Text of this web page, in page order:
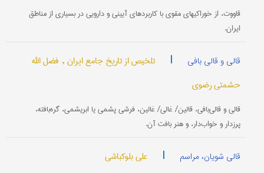
قاووت، از خوراکیهای مقوی با کاربردهای آیینی و دارویی در بسیاری از مناطق
ایران.
قالی و قالی بافی | تلخیص از تاریخ جامع ایران , فضل الله
حشمتی رضوی
قالی و قالی‌بافی، قالین/ غالی/ غالین، فرشی پشمی یا ابریشمی، گره‌بافته،
پرزدار و خواب‌دار، و هنر بافت آن.
قالی شویان، مراسم | علی بلوکباشی